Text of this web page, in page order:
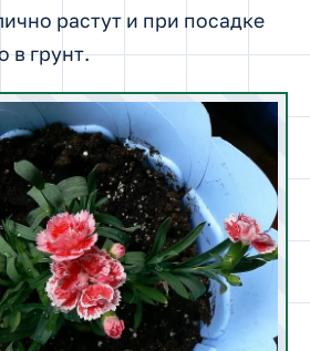
растут и при посадке
в грунт.